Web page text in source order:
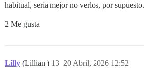
habitual, sería mejor no verlos, por supuesto.
2 Me gusta
Lilly (Lillian ) 20 Abril, 2026 12:52
13